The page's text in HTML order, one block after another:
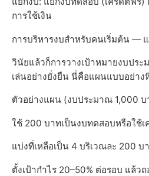
การใช้เงิน
การบริหารงบสำหรับคนเริ่มต้น —
วินัยแล้วก็การวางเป้าหมายงบปร
เล่นอย่างยั่งยืน นี่คือแผนแบบอย่าง
ตัวอย่างแผน (งบประมาณ 1,000 บ
ใช้ 200 บาทเป็นงบทดสอบหรือใช้
แบ่งที่เหลือเป็น 4 บริเวณละ 200 บ
ตั้งเป้ากำไร 20–50% ต่อรอบ แล้ว